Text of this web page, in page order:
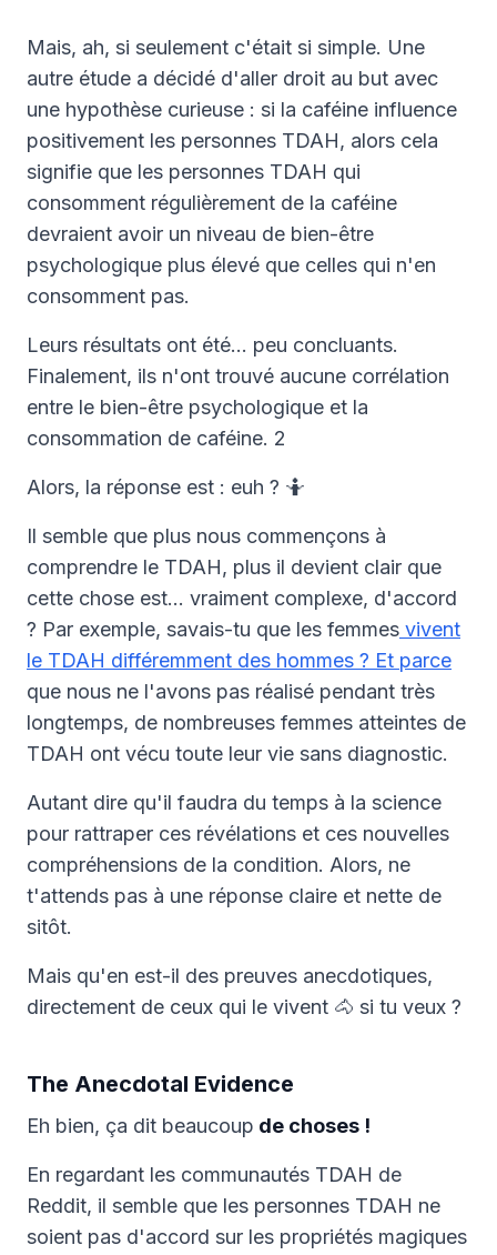
Mais, ah, si seulement c'était si simple. Une
autre étude a décidé d'aller droit au but avec
une hypothèse curieuse : si la caféine influence
positivement les personnes TDAH, alors cela
signifie que les personnes TDAH qui
consomment régulièrement de la caféine
devraient avoir un niveau de bien-être
psychologique plus élevé que celles qui n'en
consomment pas.
Leurs résultats ont été… peu concluants.
Finalement, ils n'ont trouvé aucune corrélation
entre le bien-être psychologique et la
consommation de caféine. 2
Alors, la réponse est : euh ? 🤷
Il semble que plus nous commençons à
comprendre le TDAH, plus il devient clair que
cette chose est… vraiment complexe, d'accord
? Par exemple, savais-tu que les femmes vivent
le TDAH différemment des hommes ? Et parce
que nous ne l'avons pas réalisé pendant très
longtemps, de nombreuses femmes atteintes de
TDAH ont vécu toute leur vie sans diagnostic.
Autant dire qu'il faudra du temps à la science
pour rattraper ces révélations et ces nouvelles
compréhensions de la condition. Alors, ne
t'attends pas à une réponse claire et nette de
sitôt.
Mais qu'en est-il des preuves anecdotiques,
directement de ceux qui le vivent 🐴 si tu veux ?
The Anecdotal Evidence
Eh bien, ça dit beaucoup de choses !
En regardant les communautés TDAH de
Reddit, il semble que les personnes TDAH ne
soient pas d'accord sur les propriétés magiques